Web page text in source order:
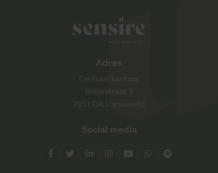
Adres
Centraal kantoor
Boterstraat 2
7051 DA Varsseveld
Social media
FacebookTwitterLinkedInInstagram
YouTubeWhatsapp
Spotify